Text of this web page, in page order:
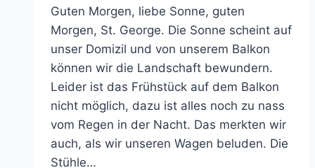
Guten Morgen, liebe Sonne, guten
Morgen, St. George. Die Sonne scheint auf
unser Domizil und von unserem Balkon
können wir die Landschaft bewundern.
Leider ist das Frühstück auf dem Balkon
nicht möglich, dazu ist alles noch zu nass
vom Regen in der Nacht. Das merkten wir
auch, als wir unseren Wagen beluden. Die
Stühle…